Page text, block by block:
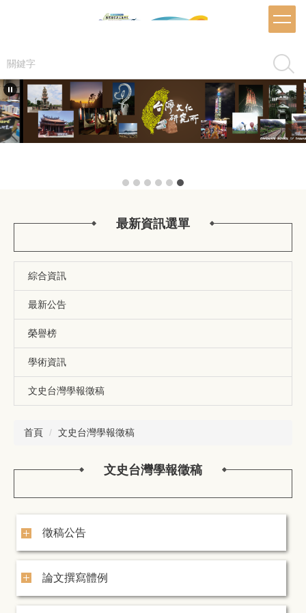
內
容
區
搜尋
最新資訊選單
綜合資訊
最新公告
榮譽榜
學術資訊
文史台灣學報徵稿
首頁 文史台灣學報徵稿
文史台灣學報徵稿
徵稿公告
論文撰寫體例